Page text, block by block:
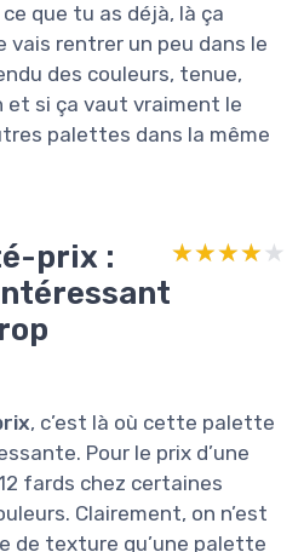
que tu as déjà, là ça
rentrer un peu dans le
des couleurs, tenue,
si ça vaut vraiment le
palettes dans la même
prix :
★★★★★
★★★★★
, c’est là où cette palette
Pour le prix d’une
fards chez certaines
Clairement, on n’est
de texture qu’une palette